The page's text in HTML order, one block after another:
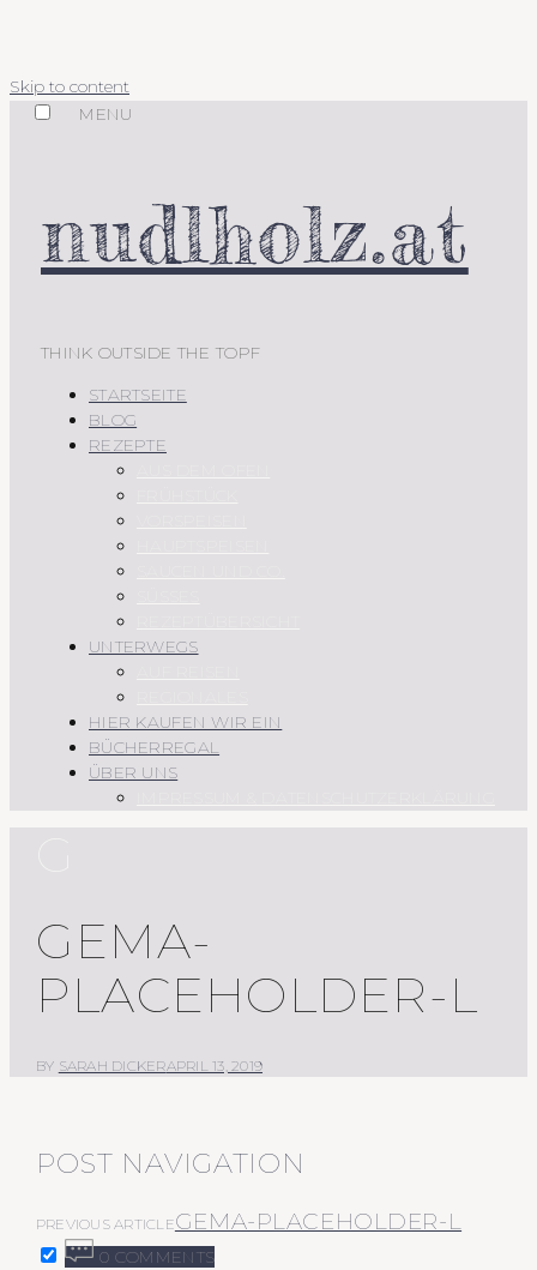
Skip to content
MENU
nudlholz.at
THINK OUTSIDE THE TOPF
STARTSEITE
BLOG
REZEPTE
UNTERWEGS
HIER KAUFEN WIR EIN
BÜCHERREGAL
ÜBER UNS
GEMA-
PLACEHOLDER-L
BY SARAH DICKERAPRIL 13, 2019
POST NAVIGATION
PREVIOUS ARTICLEGEMA-PLACEHOLDER-L
0 COMMENTS